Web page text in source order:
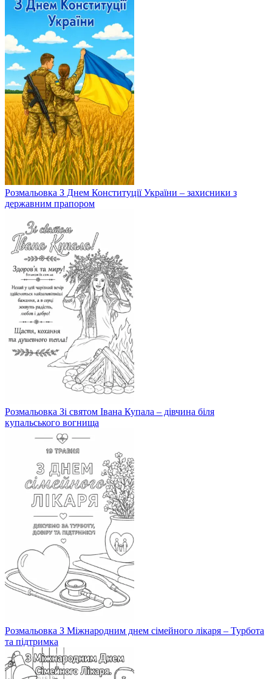
Розмальовка З Днем Конституції України – захисники з
державним прапором
Розмальовка Зі святом Івана Купала – дівчина біля
купальського вогнища
Розмальовка З Міжнародним днем сімейного лікаря – Турбота
та підтримка